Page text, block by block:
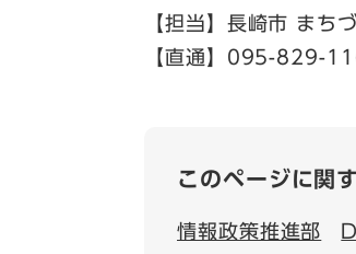
【担当】長崎市 まち
【直通】095-829-
このページに関
情報政策推進部